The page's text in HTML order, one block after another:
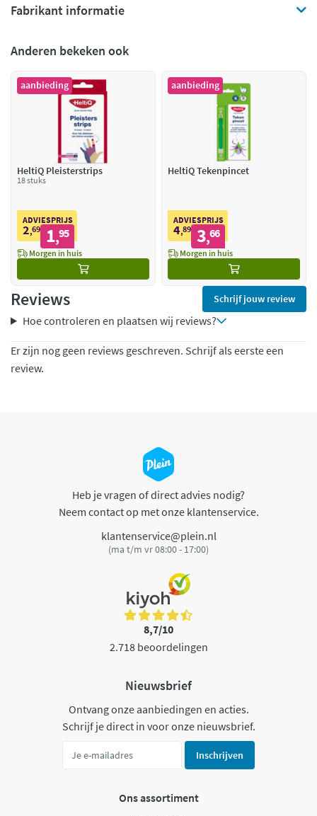
Fabrikant informatie
Anderen bekeken ook
aanbieding
HeltiQ Pleisterstrips
18 stuks
ADVIESPRIJS
2,69 1,95
Morgen in huis
aanbieding
HeltiQ Tekenpincet
ADVIESPRIJS
4,89 3,66
Morgen in huis
Reviews Schrijf jouw review
Hoe controleren en plaatsen wij reviews?
Er zijn nog geen reviews geschreven. Schrijf als eerste een
review.
Heb je vragen of direct advies nodig?
Neem contact op met onze klantenservice.
klantenservice@plein.nl
(ma t/m vr 08:00 - 17:00)
8,7/10
2.718 beoordelingen
Nieuwsbrief
Ontvang onze aanbiedingen en acties.
Schrijf je direct in voor onze nieuwsbrief.
Inschrijven
Ons assortiment